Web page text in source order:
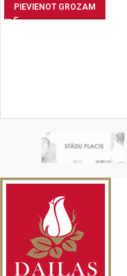
PIEVIENOT GROZAM